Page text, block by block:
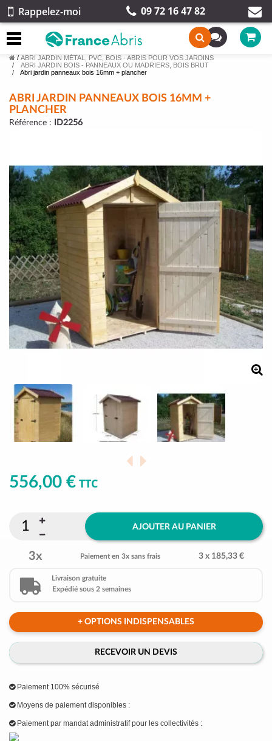
Rappelez-moi 09 72 16 47 82
/ ABRI JARDIN MÉTAL, PVC, BOIS - ABRIS POUR VOS JARDINS
ABRI JARDIN BOIS - PANNEAUX OU MADRIERS, BOIS BRUT
Abri jardin panneaux bois 16mm + plancher
ABRI JARDIN PANNEAUX BOIS 16MM +
PLANCHER
Référence : ID2256
556,00 € TTC
AJOUTER AU PANIER
3x Paiement en 3x sans frais 3 x 185,33 €
Livraison gratuite
Expédié sous 2 semaines
+ OPTIONS INDISPENSABLES
RECEVOIR UN DEVIS
Paiement 100% sécurisé
Moyens de paiement disponibles :
Paiement par mandat administratif pour les collectivités :